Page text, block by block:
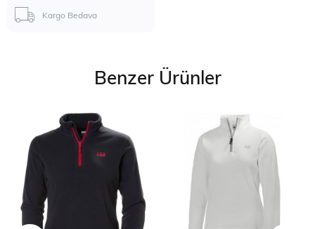
Kargo Bedava
Benzer Ürünler